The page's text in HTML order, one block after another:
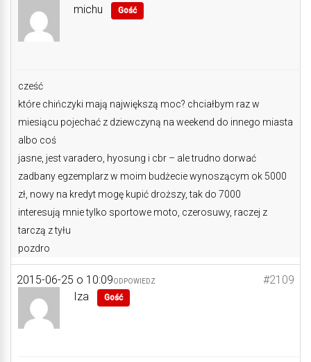
michu Gość
cześć
które chińczyki mają największą moc? chciałbym raz w
miesiącu pojechać z dziewczyną na weekend do innego miasta
albo coś
jasne, jest varadero, hyosung i cbr – ale trudno dorwać
zadbany egzemplarz w moim budżecie wynoszącym ok 5000
zł, nowy na kredyt mogę kupić droższy, tak do 7000
interesują mnie tylko sportowe moto, czerosuwy, raczej z
tarczą z tyłu
pozdro
2015-06-25 o 10:09 #2109
ODPOWIEDZ
Iza Gość